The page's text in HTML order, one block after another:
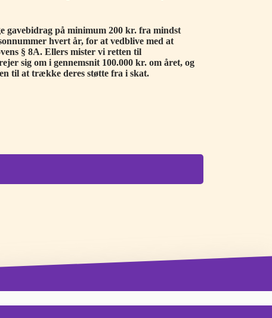
gavebidrag på minimum 200 kr. fra mindst
hvert år, for at vedblive med at
§ 8A. Ellers mister vi retten til
sig om i gennemsnit 100.000 kr. om året, og
til at trække deres støtte fra i skat.